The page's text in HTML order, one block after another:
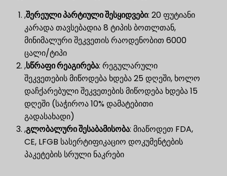
,შერეული პარტიული შესყიდვები​: 20 ფუტიანი
კარადა თავსებადია 8 ტიპის ბოთლთან,
მინიმალური შეკვეთის რაოდენობით 6000
ცალი/ტიპი
,სწრაფი რეაგირება​: რეგულარული
შეკვეთების მიწოდება ხდება 25 დღეში, ხოლო
დაჩქარებული შეკვეთების მიწოდება ხდება 15
დღეში (საჭიროა 10% დამატებითი
გადასახადი)
,გლობალური შესაბამისობა​: მიაწოდეთ FDA,
CE, LFGB სასერტიფიკაციო დოკუმენტების
პაკეტების სრული ნაკრები